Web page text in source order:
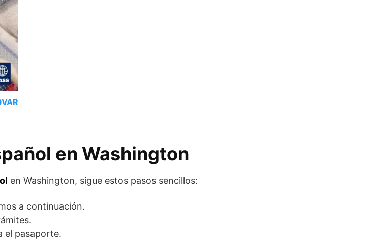
en Washington
en Washington, sigue estos pasos sencillos:
a continuación.
el pasaporte.